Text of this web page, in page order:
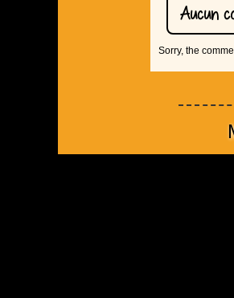
Aucun
Sorry, the